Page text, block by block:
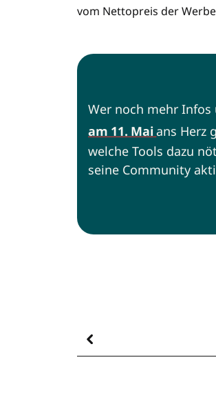
vom Nettopreis der
Wer noch mehr Infos
am 11. Maians Herz
welche Tools dazu
seine Community